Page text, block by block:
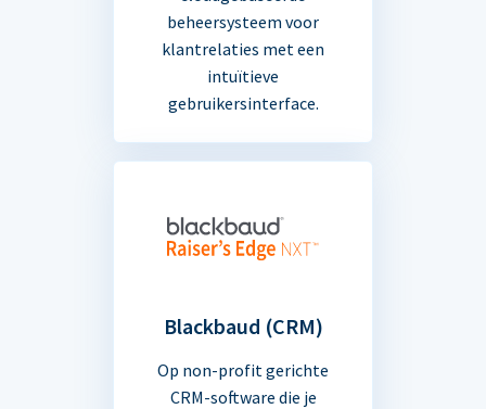
beheersysteem voor
klantrelaties met een
intuïtieve
gebruikersinterface.
Blackbaud (CRM)
Op non-profit gerichte
CRM-software die je